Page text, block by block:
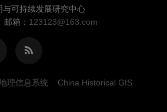
可持续发展研究中心
邮箱： 123123@163.com
理信息系统 China Historical GIS